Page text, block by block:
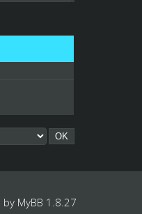
by MyBB 1.8.27